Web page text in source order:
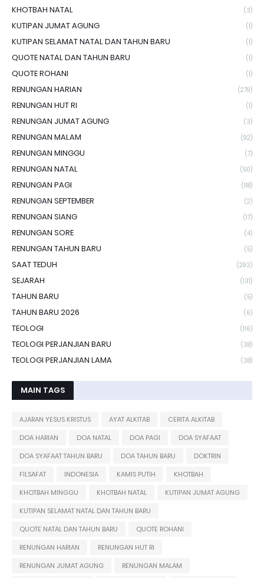
KHOTBAH NATAL (3)
KUTIPAN JUMAT AGUNG (1)
KUTIPAN SELAMAT NATAL DAN TAHUN BARU (1)
QUOTE NATAL DAN TAHUN BARU (1)
QUOTE ROHANI (1)
RENUNGAN HARIAN (279)
RENUNGAN HUT RI (1)
RENUNGAN JUMAT AGUNG (3)
RENUNGAN MALAM (92)
RENUNGAN MINGGU (7)
RENUNGAN NATAL (50)
RENUNGAN PAGI (118)
RENUNGAN SEPTEMBER (2)
RENUNGAN SIANG (17)
RENUNGAN SORE (4)
RENUNGAN TAHUN BARU (5)
SAAT TEDUH (293)
SEJARAH (131)
TAHUN BARU (5)
TAHUN BARU 2026 (6)
TEOLOGI (116)
TEOLOGI PERJANJIAN BARU (38)
TEOLOGI PERJANJIAN LAMA (38)
MAIN TAGS
AJARAN YESUS KRISTUS AYAT ALKITAB
CERITA ALKITAB
DOA HARIAN
DOA NATAL DOA PAGI
DOA SYAFAAT
DOA SYAFAAT TAHUN BARU
DOA TAHUN BARU
DOKTRIN
FILSAFAT
INDONESIA KAMIS PUTIH
KHOTBAH
KHOTBAH MINGGU
KHOTBAH NATAL
KUTIPAN JUMAT AGUNG
KUTIPAN SELAMAT NATAL DAN TAHUN BARU
QUOTE NATAL DAN TAHUN BARU
QUOTE ROHANI
RENUNGAN HARIAN
RENUNGAN HUT RI
RENUNGAN JUMAT AGUNG
RENUNGAN MALAM